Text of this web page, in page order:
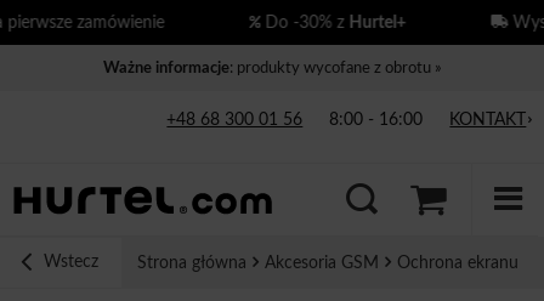
zamówienie Do -30% zHurtel+
Ważne informacje: produkty wycofane z obrotu »
+48 68 300 01 56 8:00 - 16:00 KONTAKT
Wstecz Strona główna Akcesoria GSM Ochrona ekranu